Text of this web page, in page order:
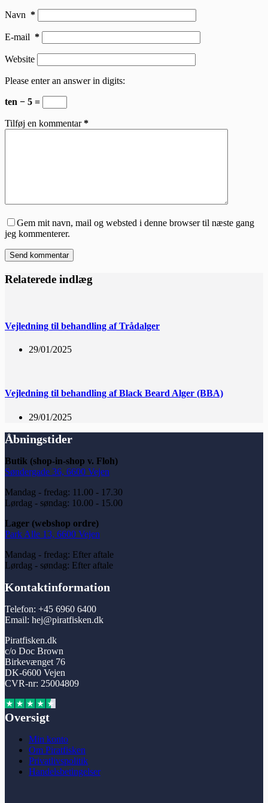
Navn *
E-mail *
Website
Please enter an answer in digits:
ten − 5 =
Tilføj en kommentar*
Gem mit navn, mail og websted i denne browser til næste gang
jeg kommenterer.
Send kommentar
Relaterede indlæg
Vejledning til behandling af Trådalger
29/01/2025
Vejledning til behandling af Black Beard Alger (BBA)
29/01/2025
Åbningstider
Butik (shop-in-shop v. Floh)
Søndergade 36, 6600 Vejen
Mandag - fredag: 11.00 - 17.30
Lørdag - søndag: 10.00 - 15.00
Lager (webshop ordre)
Park Alle 13, 6600 Vejen
Mandag - fredag: Efter aftale
Lørdag - søndag: Efter aftale
Kontaktinformation
Telefon: +45 6960 6400
Email: hej@piratfisken.dk
Piratfisken.dk
c/o Doc Brown
Birkevænget 76
DK-6600 Vejen
CVR-nr: 25004809
Oversigt
Min konto
Om Piratfisken
Privatlivspolitik
Handelsbetingelser